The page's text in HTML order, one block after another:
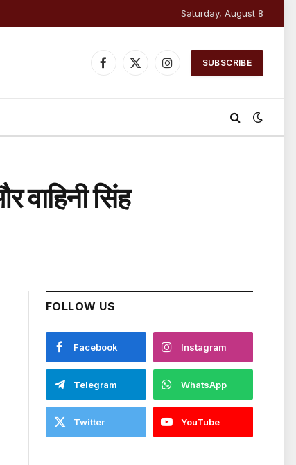
Saturday, August 8
Facebook
X
Instagram
SUBSCRIBE
वाहिनी सिंह
FOLLOW US
Facebook Instagram
Telegram WhatsApp
Twitter YouTube